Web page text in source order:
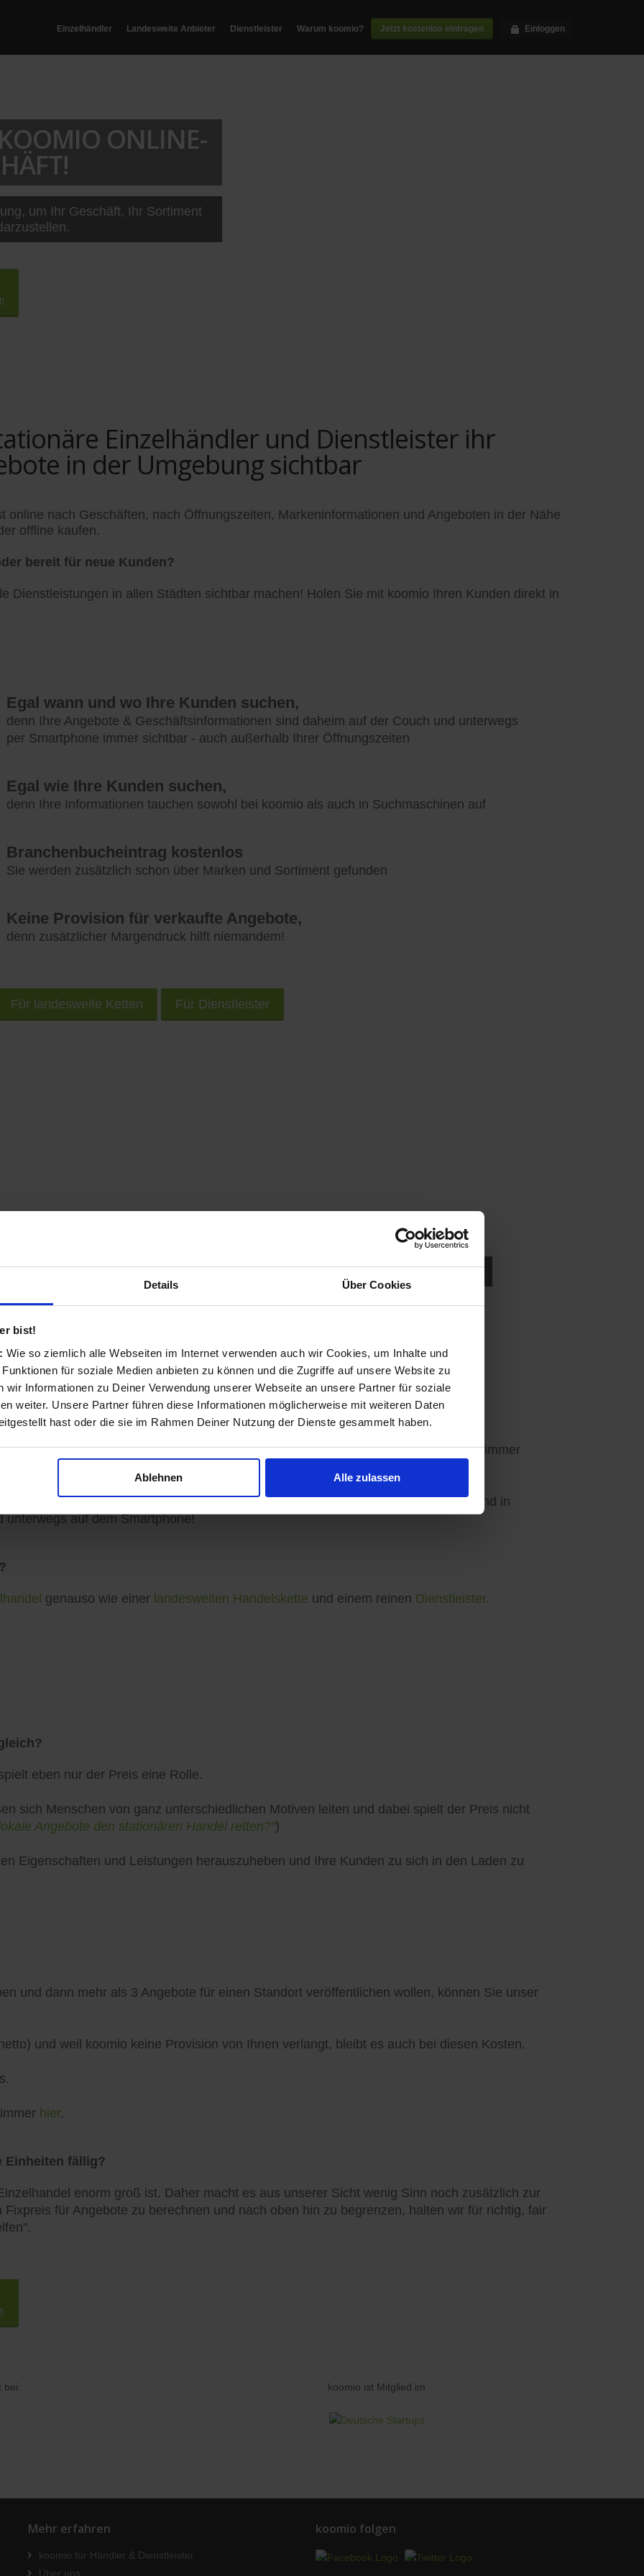
Details Über Cookies
bist!
Wie so ziemlich alle Webseiten im Internet verwenden auch wir Cookies, um Inhalte und
für soziale Medien anbieten zu können und die Zugriffe auf unsere Website zu
wir Informationen zu Deiner Verwendung unserer Webseite an unsere Partner für soziale
weiter. Unsere Partner führen diese Informationen möglicherweise mit weiteren Daten
hast oder die sie im Rahmen Deiner Nutzung der Dienste gesammelt haben.
Ablehnen Alle zulassen
Einzelhändler Landesweite Anbieter Dienstleister Warum koomio? Jetzt kostenlos eintragen Einloggen
ONLINE-
um Ihr Geschäft, Ihr Sortiment
Einzelhändler und Dienstleister ihr
in der Umgebung sichtbar
online nach Geschäften, nach Öffnungszeiten, Markeninformationen und Angeboten in der Nähe
offline kaufen.
bereit für neue Kunden?
Dienstleistungen in allen Städten sichtbar machen! Holen Sie mit koomio Ihren Kunden direkt in
Egal wann und wo Ihre Kunden suchen,
denn Ihre Angebote & Geschäftsinformationen sind daheim auf der Couch und unterwegs
per Smartphone immer sichtbar - auch außerhalb Ihrer Öffnungszeiten
Egal wie Ihre Kunden suchen,
denn Ihre Informationen tauchen sowohl bei koomio als auch in Suchmaschinen auf
Branchenbucheintrag kostenlos
Sie werden zusätzlich schon über Marken und Sortiment gefunden
Keine Provision für verkaufte Angebote,
denn zusätzlicher Margendruck hilft niemandem!
Für landesweite Ketten Für Dienstleister
Smartphone unterwegs nach Geschäften und Produkten in der Nähe suchen.
transparent
und Dienstleister entstanden und auf Ihre Wünsche abgestimmt.
vervollständigen, Angebote veröffentlichen - 3 Angebote sind für Sie immer
zu Ihren Kunden gelangen: Auf der koomio-Webseite, in unseren Apps und in
unterwegs auf dem Smartphone!
genauso wie einer landesweiten Handelskette und einem reinen Dienstleister.
eben nur der Preis eine Rolle.
sich Menschen von ganz unterschiedlichen Motiven leiten und dabei spielt der Preis nicht
Angebote den stationären Handel retten?")
Eigenschaften und Leistungen herauszuheben und Ihre Kunden zu sich in den Laden zu
und dann mehr als 3 Angebote für einen Standort veröffentlichen wollen, können Sie unser
und weil koomio keine Provision von Ihnen verlangt, bleibt es auch bei diesen Kosten.
hier.
Einheiten fällig?
enorm groß ist. Daher macht es aus unserer Sicht wenig Sinn noch zusätzlich zur
für Angebote zu berechnen und nach oben hin zu begrenzen, halten wir für richtig, fair
bei: koomio ist Mitglied im
Mehr erfahren
koomio für Händler & Dienstleister
Über uns
koomio folgen